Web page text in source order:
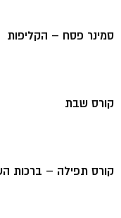
סמינר פסח – הקליפות
קורס שבת
קורס תפילה – ברכות